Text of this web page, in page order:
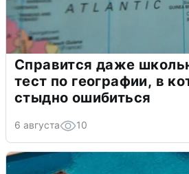
Справится даже
тест по географии, в
стыдно ошибиться
6 августа 10